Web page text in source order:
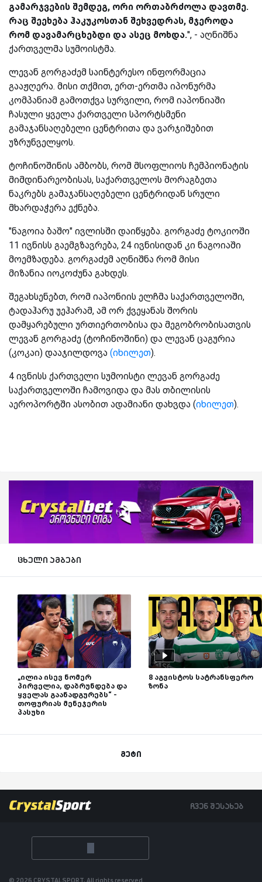
გამარჯვების შემდეგ, ორი ორთაბრძოლა დავთმე.
რაც შეეხება ჰაკუკოსთან შეხვედრას, მჯეროდა
რომ დავამარცხებდი და ასეც მოხდა.'', - აღნიშნა
ქართველმა სუმოისტმა.
ლევან გორგაძემ საინტერესო ინფორმაცია
გააჟღერა. მისი თქმით, ერთ-ერთმა იპონურმა
კომპანიამ გამოთქვა სურვილი, რომ იაპონიაში
ჩასული ყველა ქართველი სპორტსმენი
გამაჯანსაღებელი ცენტრითა და ვარჯიშებით
უზრუნველყოს.
ტოჩინოშინის ამბობს, რომ მსოფლიოს ჩემპიონატის
მიმდინარეობისას, საქართველოს მორაგბეთა
ნაკრებს გამაჯანსაღებელი ცენტრიდან სრული
მხარდაჭერა ექნება.
"ნაგოია ბაშო" ივლისში დაიწყება. გორგაძე ტოკიოში
11 ივნისს გაემგზავრება, 24 ივნისიდან კი ნაგოიაში
მოემზადება. გორგაძემ აღნიშნა რომ მისი
მიზანია იოკოძუნა გახდეს.
შეგახსენებთ, რომ იაპონიის ელჩმა საქართველოში,
ტადაჰარუ უეჰარამ, ამ ორ ქვეყანას შორის
დამყარებული ურთიერთობისა და მეგობრობისათვის
ლევან გორგაძე (ტოჩინოშინი) და ლევან ცაგურია
(კოკაი) დააჯილდოვა (იხილეთ).
4 ივნისს ქართველი სუმოისტი ლევან გორგაძე
საქართველოში ჩამოვიდა და მას თბილისის
აეროპორტში ასობით ადამიანი დახვდა (იხილეთ).
ცხელი ამბები
„ილია ისევ ნომერ
პირველია, დაბრუნდება და
ყველას გაანადგურებს“ -
თოფურიას მენეჯერის
პასუხი
8 აგვისტოს სატრანსფერო
ზონა
მეტი
ჩვენ შესახებ
© 2026 CRYSTALSPORT, All rights reserved.